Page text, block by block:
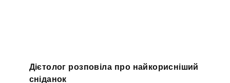
Дієтолог розповіла про найкорисніший
сніданок